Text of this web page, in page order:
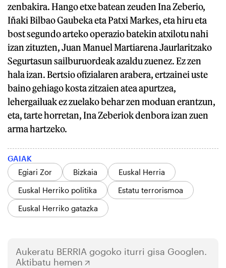
zenbakira. Hango etxe batean zeuden Ina Zeberio,
Iñaki Bilbao Gaubeka eta Patxi Markes, eta hiru eta
bost segundo arteko operazio batekin atxilotu nahi
izan zituzten, Juan Manuel Martiarena Jaurlaritzako
Segurtasun sailburuordeak azaldu zuenez. Ez zen
hala izan. Bertsio ofizialaren arabera, ertzainei uste
baino gehiago kosta zitzaien atea apurtzea,
lehergailuak ez zuelako behar zen moduan erantzun,
eta, tarte horretan, Ina Zeberiok denbora izan zuen
arma hartzeko.
GAIAK
Egiari Zor
Bizkaia
Euskal Herria
Euskal Herriko politika
Estatu terrorismoa
Euskal Herriko gatazka
Aukeratu BERRIA gogoko iturri gisa Googlen.
Aktibatu hemen